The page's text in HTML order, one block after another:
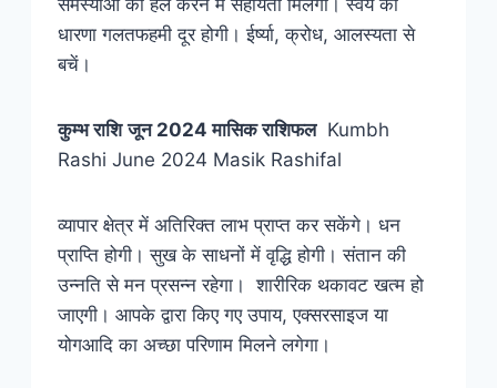
समस्याओं को हल करने में सहायता मिलेगी। स्वयं की
धारणा गलतफहमी दूर होगी। ईर्ष्या, क्रोध, आलस्यता से
बचें।
कुम्भ राशि जून 2024 मासिक राशिफलKumbh
Rashi June 2024 Masik Rashifal
व्यापार क्षेत्र में अतिरिक्त लाभ प्राप्त कर सकेंगे। धन
प्राप्ति होगी। सुख के साधनों में वृद्धि होगी। संतान की
उन्नति से मन प्रसन्न रहेगा। शारीरिक थकावट खत्म हो
जाएगी। आपके द्वारा किए गए उपाय, एक्सरसाइज या
योगआदि का अच्छा परिणाम मिलने लगेगा।